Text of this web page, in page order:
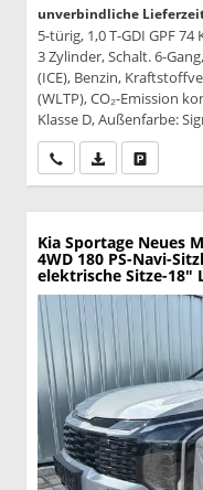
unverbindliche
5-türig, 1,0 T-GDI GPF 74
3 Zylinder, Schalt. 6-
(ICE), Benzin,
(WLTP), CO₂-Emission
Klasse D, Außenfarbe:
Wir rufen Sie an
PDF-Datei,
Kia Sportage Neues
4WD 180 PS-Navi-
elektrische Sitze-18"